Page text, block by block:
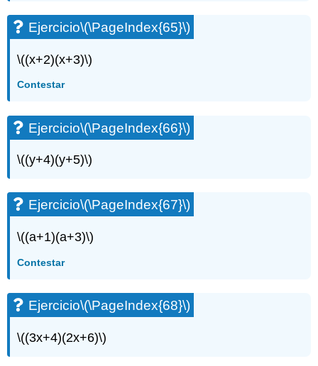
Ejercicio\(\PageIndex{65}\)
\((x+2)(x+3)\)
Contestar
Ejercicio\(\PageIndex{66}\)
\((y+4)(y+5)\)
Ejercicio\(\PageIndex{67}\)
\((a+1)(a+3)\)
Contestar
Ejercicio\(\PageIndex{68}\)
\((3x+4)(2x+6)\)